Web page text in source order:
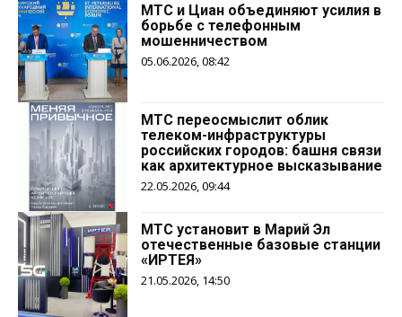
МТС и Циан объединяют усилия в
борьбе с телефонным
мошенничеством
05.06.2026, 08:42
МТС переосмыслит облик
телеком-инфраструктуры
российских городов: башня связи
как архитектурное высказывание
22.05.2026, 09:44
МТС установит в Марий Эл
отечественные базовые станции
«ИРТЕЯ»
21.05.2026, 14:50